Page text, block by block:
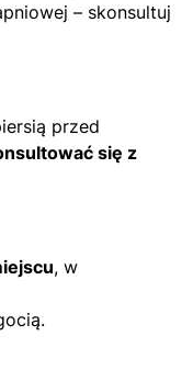
– skonsultuj
przed
się z
, w